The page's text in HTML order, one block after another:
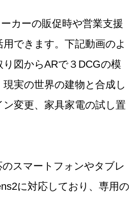
カーの販促時や営業支援
できます。下記動画のよ
り図からARで３DCGの模
実の世界の建物と合成し
変更、家具家電の試し置
スマートフォンやタブレ
に対応しており、専用の